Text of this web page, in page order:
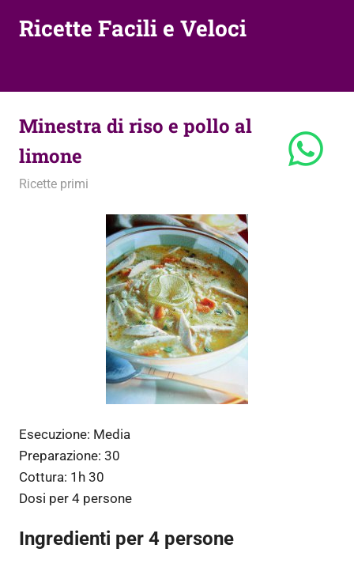
Ricette Facili e Veloci
Minestra di riso e pollo al
limone
12 Luglio 2013
admin
Ricette primi
Esecuzione: Media
Preparazione: 30
Cottura: 1h 30
Dosi per 4 persone
Ingredienti per 4 persone